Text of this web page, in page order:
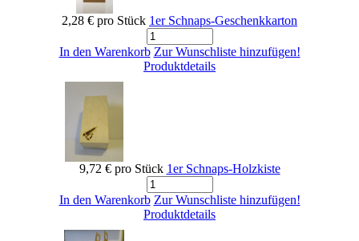
2,28 € pro Stück 1er Schnaps-Geschenkkarton
In den Warenkorb Zur Wunschliste hinzufügen!
Produktdetails
9,72 € pro Stück 1er Schnaps-Holzkiste
In den Warenkorb Zur Wunschliste hinzufügen!
Produktdetails